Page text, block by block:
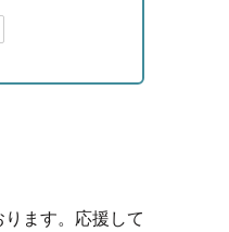
ます。応援して